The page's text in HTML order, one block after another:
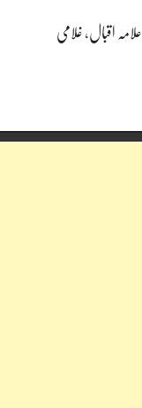
علامہ اقبال، غلامی